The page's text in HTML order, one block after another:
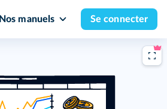
Nos manuels Se connecter